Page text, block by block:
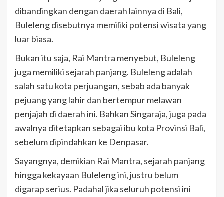
dibandingkan dengan daerah lainnya di Bali,
Buleleng disebutnya memiliki potensi wisata yang
luar biasa.
Bukan itu saja, Rai Mantra menyebut, Buleleng
juga memiliki sejarah panjang. Buleleng adalah
salah satu kota perjuangan, sebab ada banyak
pejuang yang lahir dan bertempur melawan
penjajah di daerah ini. Bahkan Singaraja, juga pada
awalnya ditetapkan sebagai ibu kota Provinsi Bali,
sebelum dipindahkan ke Denpasar.
Sayangnya, demikian Rai Mantra, sejarah panjang
hingga kekayaan Buleleng ini, justru belum
digarap serius. Padahal jika seluruh potensi ini